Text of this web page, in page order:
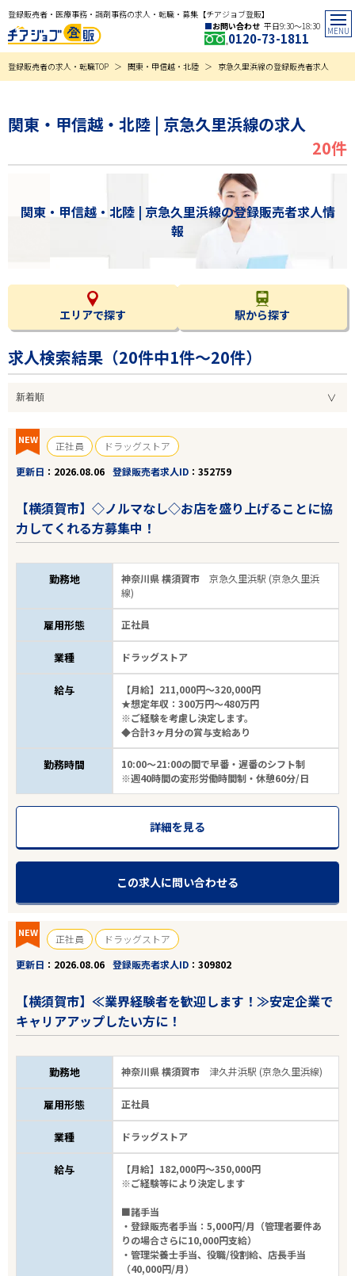
登録販売者・医療事務・調剤事務の求人・転職・募集【チアジョブ登販】
お問い合わせ 平日9:30〜18:30
0120-73-1811
登録販売者の求人・転職TOP 関東・甲信越・北陸 京急久里浜線の登録販売者求人
関東・甲信越・北陸 | 京急久里浜線の求人
20件
関東・甲信越・北陸 | 京急久里浜線の登録販売者求人情
報
エリアで探す 駅から探す
求人検索結果（20件中1件～20件）
NEW 正社員
ドラッグストア
更新日
2026.08.06 登録販売者求人ID 352759
【横須賀市】◇ノルマなし◇お店を盛り上げることに協
力してくれる方募集中！
勤務地 神奈川県 横須賀市京急久里浜駅 (京急久里浜
線)
雇用形態 正社員
業種 ドラッグストア
給与
【月給】211,000円～320,000円
★想定年収：300万円～480万円
※ご経験を考慮し決定します。
◆合計3ヶ月分の賞与支給あり
勤務時間
10:00～21:00の間で早番・遅番のシフト制
※週40時間の変形労働時間制・休憩60分/日
詳細を見る
この求人に問い合わせる
NEW 正社員
ドラッグストア
更新日
2026.08.06 登録販売者求人ID 309802
【横須賀市】≪業界経験者を歓迎します！≫安定企業で
キャリアアップしたい方に！
勤務地 神奈川県 横須賀市 津久井浜駅 (京急久里浜線)
雇用形態 正社員
業種 ドラッグストア
給与
【月給】182,000円～350,000円
※ご経験等により決定します
■諸手当
・登録販売者手当：5,000円/月（管理者要件あ
りの場合さらに10,000円支給）
・管理栄養士手当、役職/役割給、店長手当
（40,000円/月）